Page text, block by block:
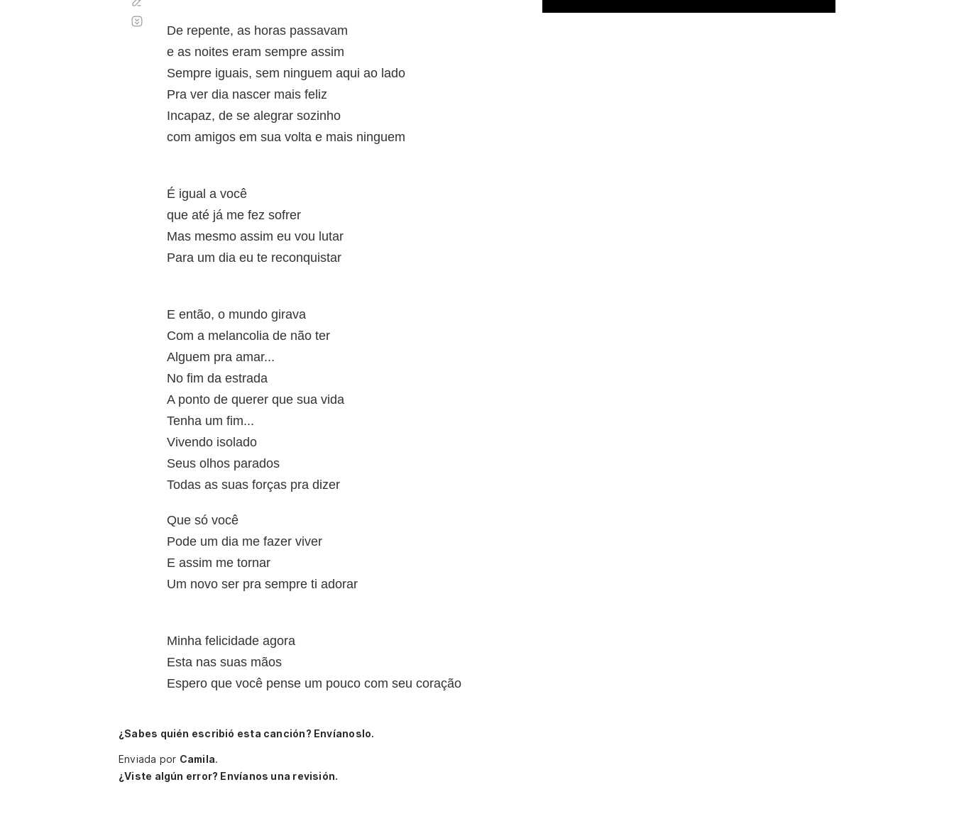
De repente, as horas passavam
e as noites eram sempre assim
Sempre iguais, sem ninguem aqui ao lado
Pra ver dia nascer mais feliz
Incapaz, de se alegrar sozinho
com amigos em sua volta e mais ninguem
É igual a você
que até já me fez sofrer
Mas mesmo assim eu vou lutar
Para um dia eu te reconquistar
E então, o mundo girava
Com a melancolia de não ter
Alguem pra amar...
No fim da estrada
A ponto de querer que sua vida
Tenha um fim...
Vivendo isolado
Seus olhos parados
Todas as suas forças pra dizer
Que só você
Pode um dia me fazer viver
E assim me tornar
Um novo ser pra sempre ti adorar
Minha felicidade agora
Esta nas suas mãos
Espero que você pense um pouco com seu coração
automático
¿Sabes quién escribió esta canción? Envíanoslo.
Enviada por Camila.
¿Viste algún error? Envíanos una revisión.